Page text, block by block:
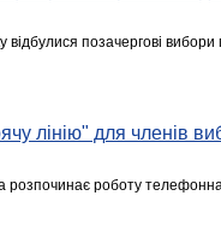
позачергові вибори
лінію" для членів
розпочинає роботу